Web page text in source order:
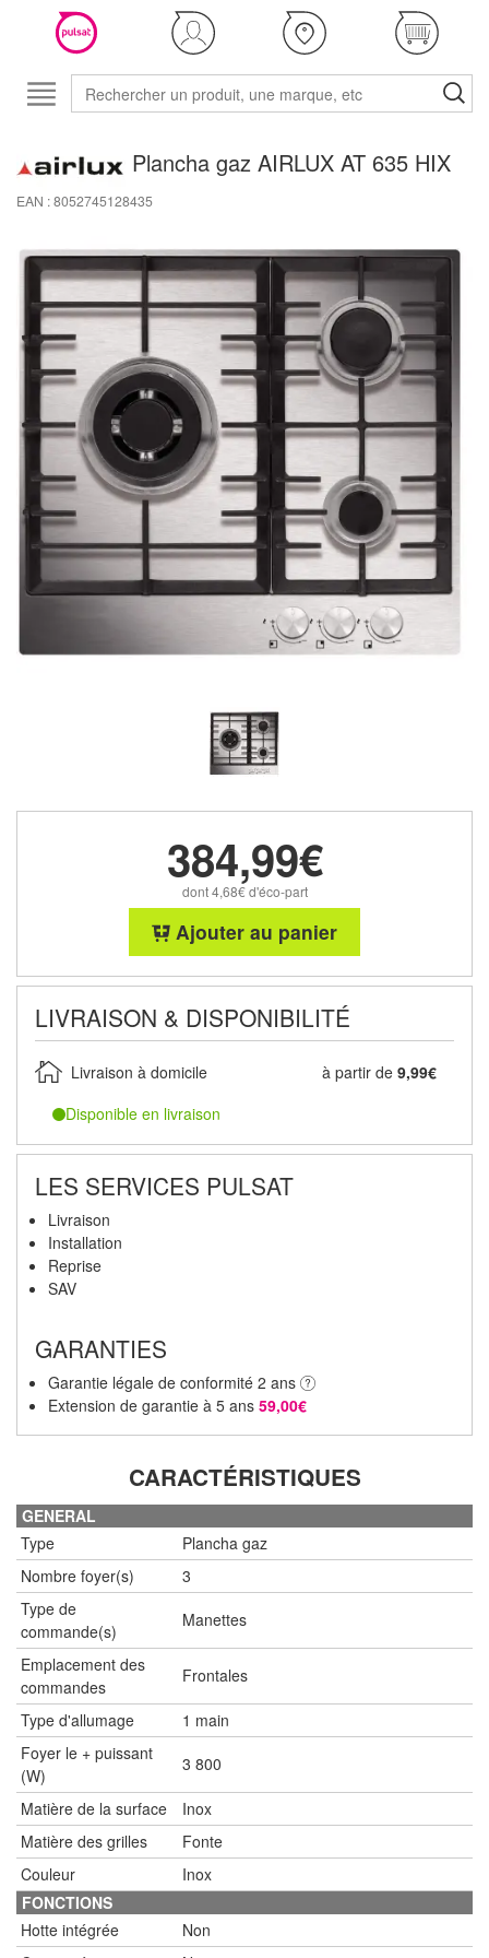
Plancha gaz AIRLUX AT 635 HIX
EAN : 8052745128435
384,99€
dont 4,68€ d'éco-part
Ajouter au panier
LIVRAISON & DISPONIBILITÉ
Livraison à domicile à partir de 9,99€
Disponible en livraison
LES SERVICES PULSAT
Livraison
Installation
Reprise
SAV
GARANTIES
Garantie légale de conformité 2 ans
Extension de garantie à 5 ans 59,00€
CARACTÉRISTIQUES
GENERAL
Type
Plancha gaz
Nombre foyer(s)
3
Type de
commande(s)
Manettes
Emplacement des
commandes
Frontales
Type d'allumage
1 main
Foyer le + puissant
(W)
3 800
Matière de la surface
Inox
Matière des grilles
Fonte
Couleur
Inox
FONCTIONS
Hotte intégrée
Non